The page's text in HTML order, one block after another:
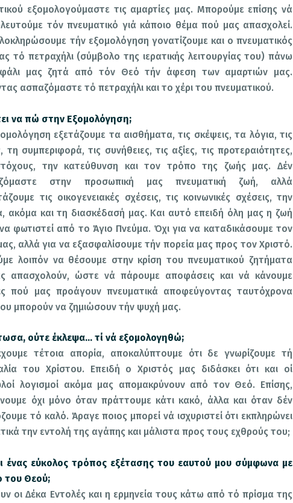
εξομολογούμαστε τις αμαρτίες μας. Μπορούμε επίσης νά
τόν πνευματικό γιά κάποιο θέμα πού μας απασχολεί.
τήν εξομολόγηση γονατίζουμε και ο πνευματικός
τό πετραχήλι (σύμβολο της ιερατικής λειτουργίας του) πάνω
μας ζητά από τόν Θεό τήν άφεση των αμαρτιών μας.
ασπαζόμαστε τό πετραχήλι και το χέρι του πνευματικού.
να πώ στην Εξομολόγηση;
εξετάζουμε τα αισθήματα, τις σκέψεις, τα λόγια, τις
τη συμπεριφορά, τις συνήθειες, τις αξίες, τις προτεραιότητες,
την κατεύθυνση και τον τρόπο της ζωής μας. Δέν
στην προσωπική μας πνευματική ζωή, αλλά
τις οικογενειακές σχέσεις, τις κοινωνικές σχέσεις, την
ακόμα και τη διασκέδασή μας. Και αυτό επειδή όλη μας η ζωή
φωτιστεί από το Άγιο Πνεύμα. Όχι για να καταδικάσουμε τον
αλλά για να εξασφαλίσουμε τήν πορεία μας προς τον Χριστό.
λοιπόν να θέσουμε στην κρίση του πνευματικού ζητήματα
απασχολούν, ώστε νά πάρουμε αποφάσεις και νά κάνουμε
πού μας προάγουν πνευματικά αποφεύγοντας ταυτόχρονα
μπορούν να ζημιώσουν τήν ψυχή μας.
ούτε έκλεψα… τί νά εξομολογηθώ;
τέτοια απορία, αποκαλύπτουμε ότι δε γνωρίζουμε τή
του Χρίστου. Επειδή ο Χριστός μας διδάσκει ότι και οί
λογισμοί ακόμα μας απομακρύνουν από τον Θεό. Επίσης,
όχι μόνο όταν πράττουμε κάτι κακό, άλλα και όταν δέν
τό καλό. Άραγε ποιος μπορεί νά ισχυριστεί ότι εκπληρώνει
την εντολή της αγάπης και μάλιστα προς τους εχθρούς του;
ένας εύκολος τρόπος εξέτασης του εαυτού μου σύμφωνα με
του Θεού;
οι Δέκα Εντολές και η ερμηνεία τους κάτω από τό πρίσμα της